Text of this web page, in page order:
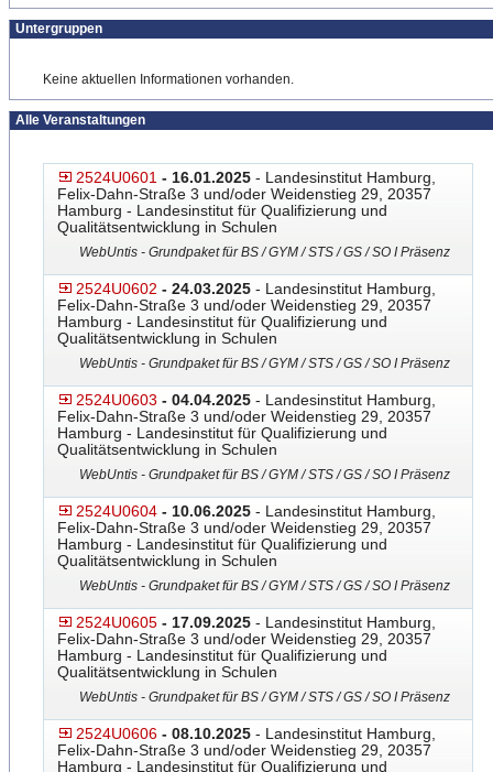
Untergruppen
Keine aktuellen Informationen vorhanden.
Alle Veranstaltungen
2524U0601 - 16.01.2025 - Landesinstitut Hamburg,
Felix-Dahn-Straße 3 und/oder Weidenstieg 29, 20357
Hamburg - Landesinstitut für Qualifizierung und
Qualitätsentwicklung in Schulen
WebUntis - Grundpaket für BS / GYM / STS / GS / SO I Präsenz
2524U0602 - 24.03.2025 - Landesinstitut Hamburg,
Felix-Dahn-Straße 3 und/oder Weidenstieg 29, 20357
Hamburg - Landesinstitut für Qualifizierung und
Qualitätsentwicklung in Schulen
WebUntis - Grundpaket für BS / GYM / STS / GS / SO I Präsenz
2524U0603 - 04.04.2025 - Landesinstitut Hamburg,
Felix-Dahn-Straße 3 und/oder Weidenstieg 29, 20357
Hamburg - Landesinstitut für Qualifizierung und
Qualitätsentwicklung in Schulen
WebUntis - Grundpaket für BS / GYM / STS / GS / SO I Präsenz
2524U0604 - 10.06.2025 - Landesinstitut Hamburg,
Felix-Dahn-Straße 3 und/oder Weidenstieg 29, 20357
Hamburg - Landesinstitut für Qualifizierung und
Qualitätsentwicklung in Schulen
WebUntis - Grundpaket für BS / GYM / STS / GS / SO I Präsenz
2524U0605 - 17.09.2025 - Landesinstitut Hamburg,
Felix-Dahn-Straße 3 und/oder Weidenstieg 29, 20357
Hamburg - Landesinstitut für Qualifizierung und
Qualitätsentwicklung in Schulen
WebUntis - Grundpaket für BS / GYM / STS / GS / SO I Präsenz
2524U0606 - 08.10.2025 - Landesinstitut Hamburg,
Felix-Dahn-Straße 3 und/oder Weidenstieg 29, 20357
Hamburg - Landesinstitut für Qualifizierung und